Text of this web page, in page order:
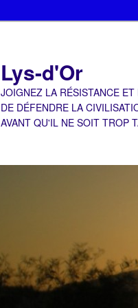
Lys-d'Or
JOIGNEZ LA RÉSISTANCE
DE DÉFENDRE LA
AVANT QU'IL NE SOIT TROP